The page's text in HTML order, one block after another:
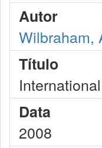
Autor
Wilbraham,
Título
Data
2008